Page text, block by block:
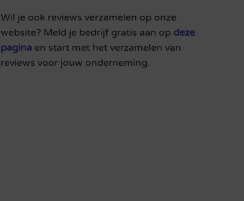
Wil je ook reviews verzamelen op onze
website? Meld je bedrijf gratis aan op deze
paginaen start met het verzamelen van
reviews voor jouw onderneming.